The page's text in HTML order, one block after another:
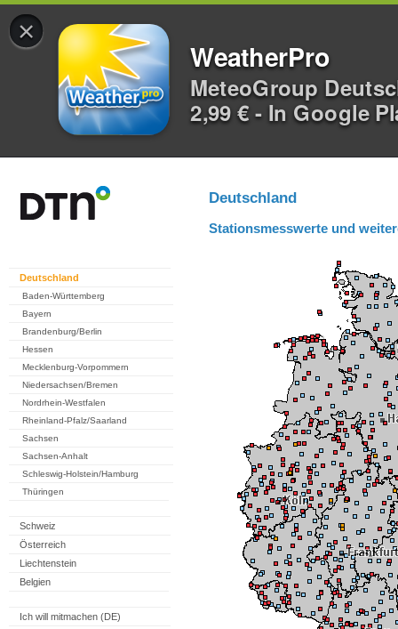
×
WeatherPro
MeteoGroup
2,99 € - In Google
Deutschland
Baden-Württemberg
Bayern
Brandenburg/Berlin
Hessen
Mecklenburg-Vorpommern
Niedersachsen/Bremen
Nordrhein-Westfalen
Rheinland-Pfalz/Saarland
Sachsen
Sachsen-Anhalt
Schleswig-Holstein/Hamburg
Thüringen
Schweiz
Österreich
Liechtenstein
Belgien
Ich will mitmachen (DE)
Deutschland
Stationsmesswerte und